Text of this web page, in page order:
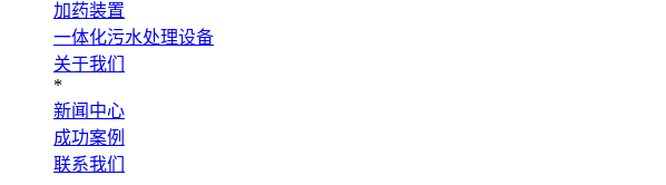
加药装置
一体化污水处理设备
关于我们
*
新闻中心
成功案例
联系我们